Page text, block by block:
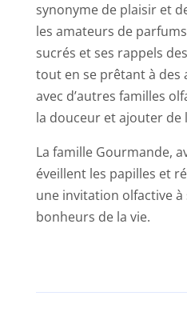
synonyme de plaisir et
les amateurs de
sucrés et ses rappels
tout en se prêtant à des
avec d’autres familles
la douceur et ajouter de
La famille Gourmande,
éveillent les papilles et
une invitation olfactive
bonheurs de la vie.